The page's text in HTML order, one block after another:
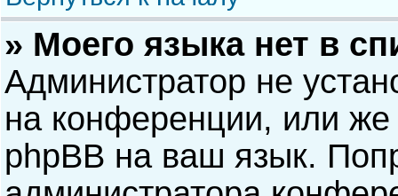
» Моего языка нет в
Администратор не
на конференции, или же
phpBB на ваш язык.